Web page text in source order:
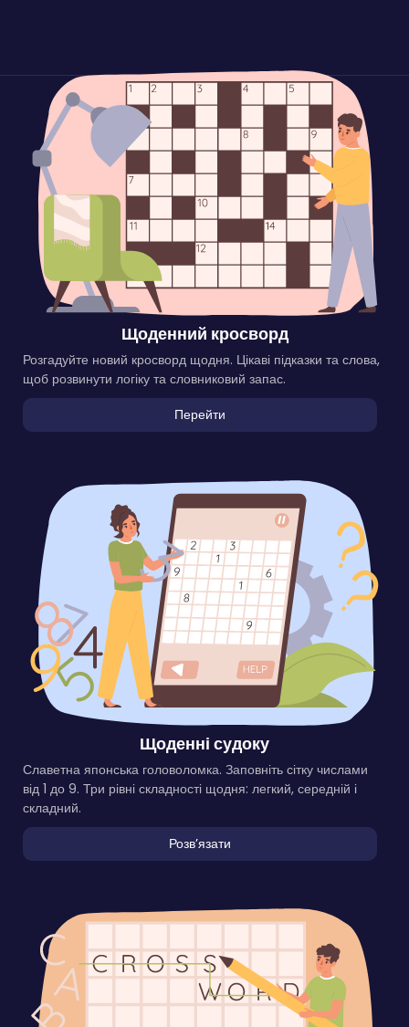
Щоденний кросворд
Розгадуйте новий кросворд щодня. Цікаві підказки та слова,
щоб розвинути логіку та словниковий запас.
Перейти
Щоденні судоку
Славетна японська головоломка. Заповніть сітку числами
від 1 до 9. Три рівні складності щодня: легкий, середній і
складний.
Розвʼязати